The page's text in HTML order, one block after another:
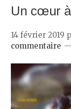
Un cœur
14 février 2019
commentaire